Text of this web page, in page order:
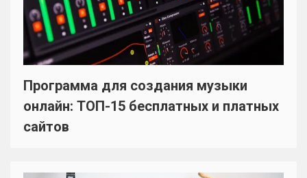
Программа для создания музыки
онлайн: ТОП-15 бесплатных и платных
сайтов